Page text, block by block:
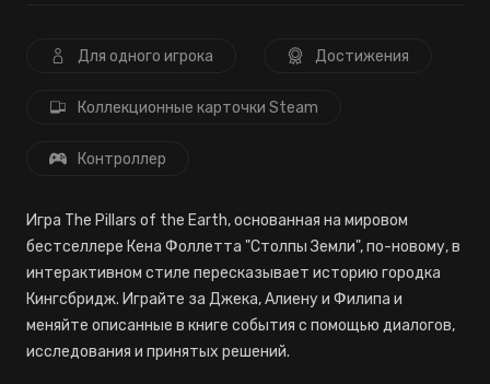
Для одного игрока Достижения
Коллекционные карточки Steam
Контроллер
Игра The Pillars of the Earth, основанная на мировом
бестселлере Кена Фоллетта "Столпы Земли", по-новому, в
интерактивном стиле пересказывает историю городка
Кингсбридж. Играйте за Джека, Алиену и Филипа и
меняйте описанные в книге события с помощью диалогов,
исследования и принятых решений.